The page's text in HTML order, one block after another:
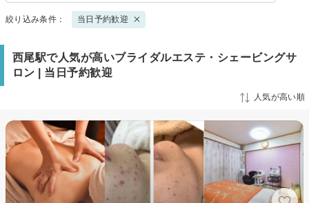
絞り込み条件： 当日予約歓迎
西尾駅で人気が高いブライダルエステ・シェービングサ
ロン | 当日予約歓迎
人気が高い順